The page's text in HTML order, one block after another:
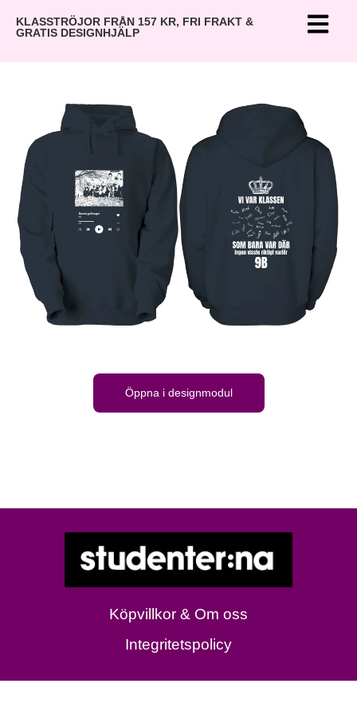
KLASSTRÖJOR FRÅN 157 KR, FRI FRAKT &
GRATIS DESIGNHJÄLP
Öppna i designmodul
Köpvillkor & Om oss
Integritetspolicy